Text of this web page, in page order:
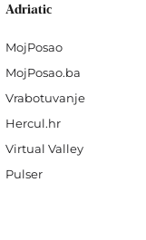
Adriatic
MojPosao
MojPosao.ba
Vrabotuvanje
Hercul.hr
Virtual Valley
Pulser